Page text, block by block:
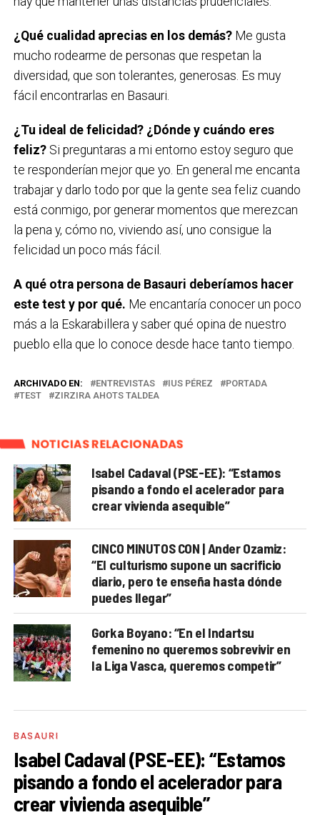
¿Qué cualidad aprecias en los demás? Me gusta
mucho rodearme de personas que respetan la
diversidad, que son tolerantes, generosas. Es muy
fácil encontrarlas en Basauri.
¿Tu ideal de felicidad? ¿Dónde y cuándo eres
feliz? Si preguntaras a mi entorno estoy seguro que
te responderían mejor que yo. En general me encanta
trabajar y darlo todo por que la gente sea feliz cuando
está conmigo, por generar momentos que merezcan
la pena y, cómo no, viviendo así, uno consigue la
felicidad un poco más fácil.
A qué otra persona de Basauri deberíamos hacer
este test y por qué. Me encantaría conocer un poco
más a la Eskarabillera y saber qué opina de nuestro
pueblo ella que lo conoce desde hace tanto tiempo.
ARCHIVADO EN: ENTREVISTAS IUS PÉREZ
PORTADA
TEST
ZIRZIRA AHOTS TALDEA
NOTICIAS RELACIONADAS
Isabel Cadaval (PSE-EE): “Estamos
pisando a fondo el acelerador para
crear vivienda asequible”
CINCO MINUTOS CON | Ander Ozamiz:
“El culturismo supone un sacrificio
diario, pero te enseña hasta dónde
puedes llegar”
Gorka Boyano: “En el Indartsu
femenino no queremos sobrevivir en
la Liga Vasca, queremos competir”
BASAURI
Isabel Cadaval (PSE-EE): “Estamos
pisando a fondo el acelerador para
crear vivienda asequible”